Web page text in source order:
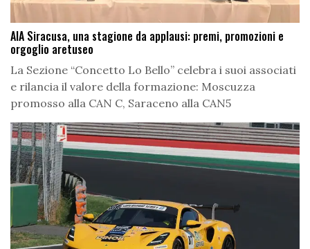
AIA Siracusa, una stagione da applausi: premi, promozioni e
orgoglio aretuseo
La Sezione “Concetto Lo Bello” celebra i suoi associati
e rilancia il valore della formazione: Moscuzza
promosso alla CAN C, Saraceno alla CAN5